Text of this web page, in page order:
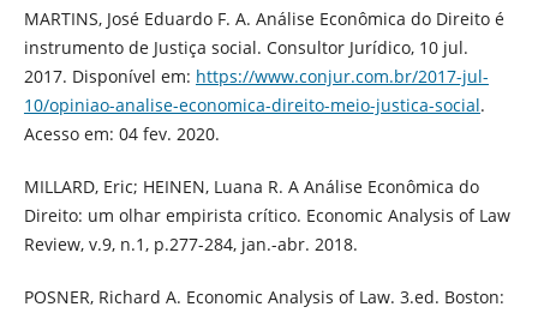
MARTINS, José Eduardo F. A. Análise Econômica do Direito é
instrumento de Justiça social. Consultor Jurídico, 10 jul.
2017. Disponível em: https://www.conjur.com.br/2017-jul-
10/opiniao-analise-economica-direito-meio-justica-social.
Acesso em: 04 fev. 2020.
MILLARD, Eric; HEINEN, Luana R. A Análise Econômica do
Direito: um olhar empirista crítico. Economic Analysis of Law
Review, v.9, n.1, p.277-284, jan.-abr. 2018.
POSNER, Richard A. Economic Analysis of Law. 3.ed. Boston: